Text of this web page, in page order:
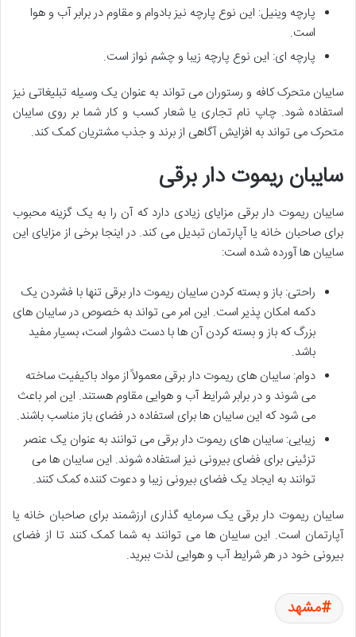
پارچه وینیل: این نوع پارچه نیز بادوام و مقاوم در برابر آب و هوا
است.
پارچه ای: این نوع پارچه زیبا و چشم نواز است.
سایبان متحرک کافه و رستوران می تواند به عنوان یک وسیله تبلیغاتی نیز
استفاده شود. چاپ نام تجاری یا شعار کسب و کار شما بر روی سایبان
متحرک می تواند به افزایش آگاهی از برند و جذب مشتریان کمک کند.
سایبان ریموت دار برقی
سایبان ریموت دار برقی مزایای زیادی دارد که آن را به یک گزینه محبوب
برای صاحبان خانه یا آپارتمان تبدیل می کند. در اینجا برخی از مزایای این
سایبان ها آورده شده است:
راحتی: باز و بسته کردن سایبان ریموت دار برقی تنها با فشردن یک
دکمه امکان پذیر است. این امر می تواند به خصوص در سایبان های
بزرگ که باز و بسته کردن آن ها با دست دشوار است، بسیار مفید
باشد.
دوام: سایبان های ریموت دار برقی معمولاً از مواد باکیفیت ساخته
می شوند و در برابر شرایط آب و هوایی مقاوم هستند. این امر باعث
می شود که این سایبان ها برای استفاده در فضای باز مناسب باشند.
زیبایی: سایبان های ریموت دار برقی می توانند به عنوان یک عنصر
تزئینی برای فضای بیرونی نیز استفاده شوند. این سایبان ها می
توانند به ایجاد یک فضای بیرونی زیبا و دعوت کننده کمک کنند.
سایبان ریموت دار برقی یک سرمایه گذاری ارزشمند برای صاحبان خانه یا
آپارتمان است. این سایبان ها می توانند به شما کمک کنند تا از فضای
بیرونی خود در هر شرایط آب و هوایی لذت ببرید.
مشهد